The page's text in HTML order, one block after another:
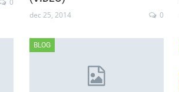
0
dec 25, 2014 0
BLOG